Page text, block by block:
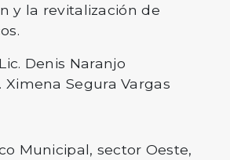
y la revitalización de
Lic. Denis Naranjo
Ximena Segura Vargas
Municipal, sector Oeste,